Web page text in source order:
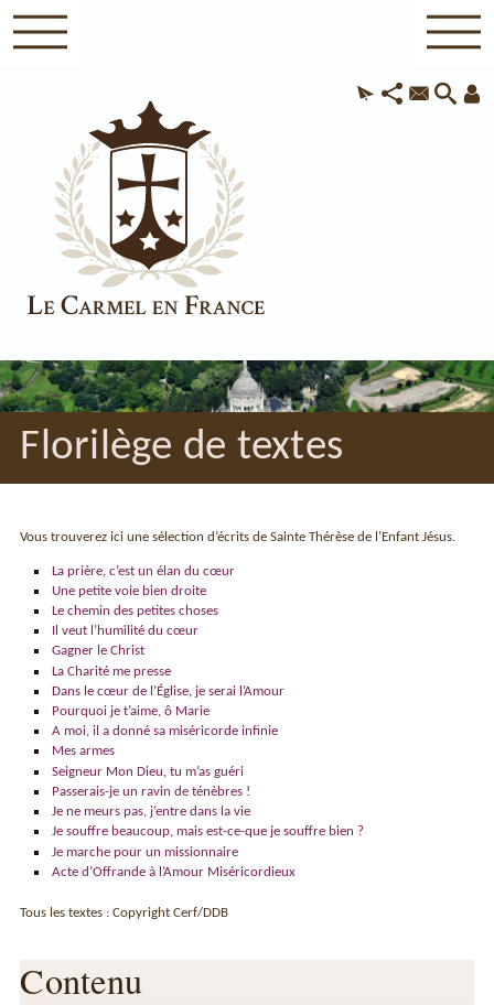
Florilège de textes
Vous trouverez ici une sélection d’écrits de Sainte Thérèse de l’Enfant Jésus.
La prière, c’est un élan du cœur
Une petite voie bien droite
Le chemin des petites choses
Il veut l’humilité du cœur
Gagner le Christ
La Charité me presse
Dans le cœur de l’Église, je serai l’Amour
Pourquoi je t’aime, ô Marie
A moi, il a donné sa miséricorde infinie
Mes armes
Seigneur Mon Dieu, tu m’as guéri
Passerais-je un ravin de ténèbres !
Je ne meurs pas, j’entre dans la vie
Je souffre beaucoup, mais est-ce-que je souffre bien ?
Je marche pour un missionnaire
Acte d’Offrande à l’Amour Miséricordieux
Tous les textes : Copyright Cerf/DDB
Contenu